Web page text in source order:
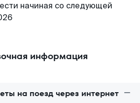
начиная со следующей
информация
на поезд через интернет